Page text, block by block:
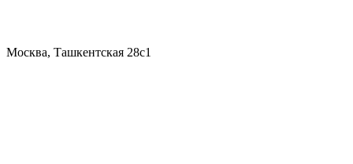
Москва, Ташкентская 28с1